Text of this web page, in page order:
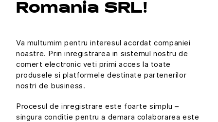
Romania SRL!
Va multumim pentru interesul acordat companiei
noastre. Prin inregistrarea in sistemul nostru de
comert electronic veti primi acces la toate
produsele si platformele destinate partenerilor
nostri de business.
Procesul de inregistrare este foarte simplu –
singura conditie pentru a demara colaborarea este